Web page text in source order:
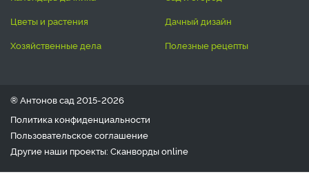
цветы и растения
дачный дизайн
хозяйственные дела
полезные рецепты
® Антонов сад 2015-2026
Политика конфиденциальности
Пользовательское соглашение
Другие наши проекты: Сканвордыonline